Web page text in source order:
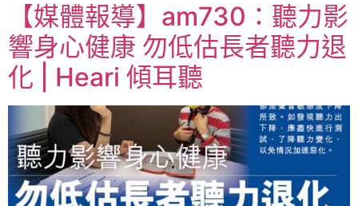
【媒體報導】am730：聽力影
響身心健康 勿低估長者聽力退
化 | Heari 傾耳聽